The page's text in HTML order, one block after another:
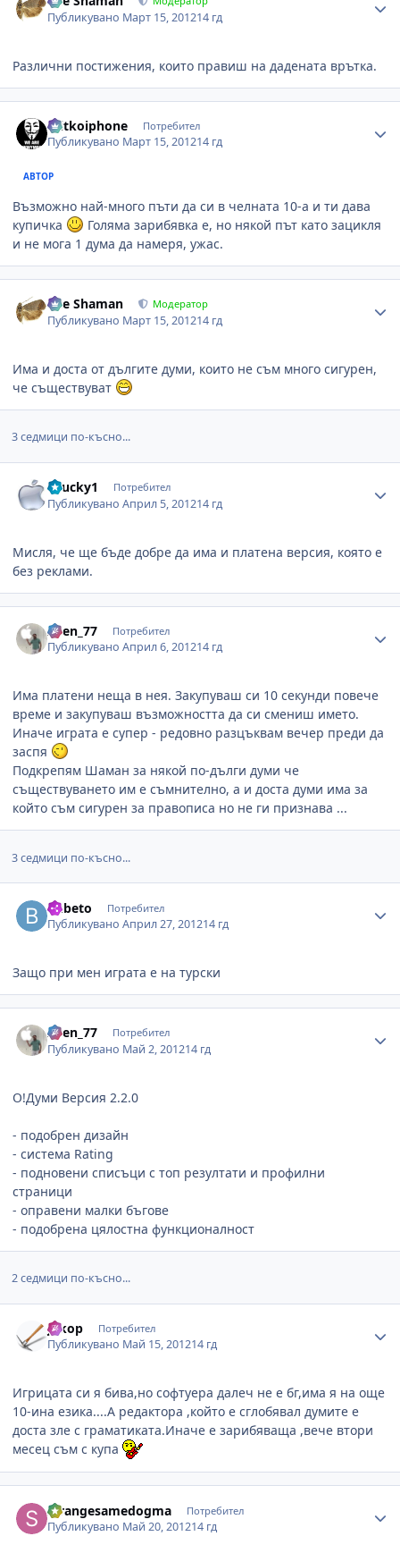
Публикувано Март 15, 201214 гд
Различни постижения, които правиш на дадената врътка.
mitkoiphone Потребител
Публикувано Март 15, 201214 гд
АВТОР
Възможно най-много пъти да си в челната 10-а и ти дава
купичка
Голяма зарибявка е, но някой път като зацикля
и не мога 1 дума да намеря, ужас.
The Shaman Модератор
Публикувано Март 15, 201214 гд
Има и доста от дългите думи, които не съм много сигурен,
че съществуват
3 седмици по-късно...
chucky1 Потребител
ПубликуваноАприл 5, 201214 гд
Мисля, че ще бъде добре да има и платена версия, която е
без реклами.
Asen_77 Потребител
ПубликуваноАприл 6, 201214 гд
Има платени неща в нея. Закупуваш си 10 секунди повече
време и закупуваш възможността да си смениш името.
Иначе играта е супер - редовно разцъквам вечер преди да
заспя
Подкрепям Шаман за някой по-дълги думи че
съществуването им е съмнително, а и доста думи има за
който съм сигурен за правописа но не ги признава ...
3 седмици по-късно...
bubeto Потребител
ПубликуваноАприл 27, 201214 гд
Защо при мен играта е на турски
Asen_77 Потребител
Публикувано Май 2, 201214 гд
О!Думи Версия 2.2.0
- подобрен дизайн
- система Rating
- подновени списъци с топ резултати и профилни
страници
- оправени малки бъгове
- подобрена цялостна функционалност
2 седмици по-късно...
jokop Потребител
Публикувано Май 15, 201214 гд
Игрицата си я бива,но софтуера далеч не е бг,има я на още
10-ина езика....А редактора ,който е сглобявал думите е
доста зле с граматиката.Иначе е зарибяваща ,вече втори
месец съм с купа
strangesamedogma Потребител
Публикувано Май 20, 201214 гд